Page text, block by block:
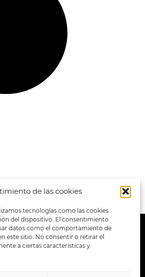
de las cookies
tecnologías como las cookies
del dispositivo. El consentimiento
datos como el comportamiento de
este sitio. No consentir o retirar el
a ciertas características y
METODOS DE PAGO: